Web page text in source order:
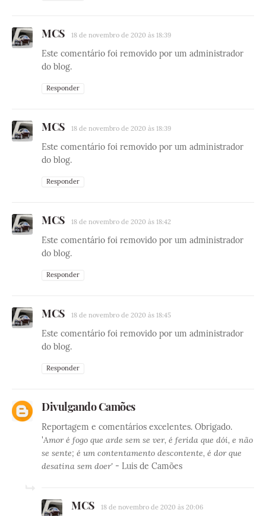
MCS 18 de novembro de 2020 às 18:39
Este comentário foi removido por um administrador
do blog.
Responder
MCS 18 de novembro de 2020 às 18:39
Este comentário foi removido por um administrador
do blog.
Responder
MCS 18 de novembro de 2020 às 18:42
Este comentário foi removido por um administrador
do blog.
Responder
MCS 18 de novembro de 2020 às 18:45
Este comentário foi removido por um administrador
do blog.
Responder
Divulgando Camões
Reportagem e comentários excelentes. Obrigado.
'Amor é fogo que arde sem se ver, é ferida que dói, e não
se sente; é um contentamento descontente, é dor que
desatina sem doer' - Luis de Camões
MCS 18 de novembro de 2020 às 20:06